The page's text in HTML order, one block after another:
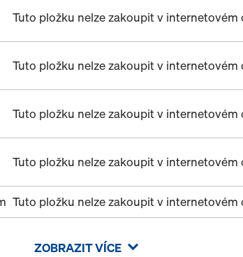
Tuto pložku nelze zakoupit v internetovém
Tuto pložku nelze zakoupit v internetovém
Tuto pložku nelze zakoupit v internetovém
Tuto pložku nelze zakoupit v internetovém
Tuto pložku nelze zakoupit v internetovém
ZOBRAZIT VÍCE